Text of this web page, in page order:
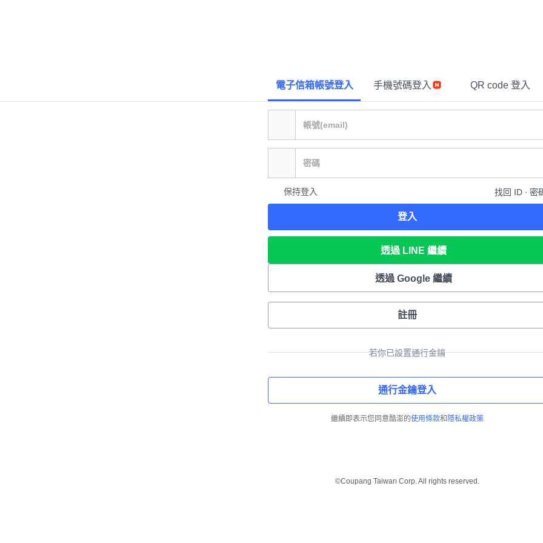
電子信箱帳號登入 手機號碼登入 QR code 登入
保持登入 找回 ID ∙ 密
登入
透過 LINE 繼續
透過 Google 繼續
註冊
若你已設置通行金鑰
通行金鑰登入
繼續即表示您同意酷澎的使用條款和 隱私權政策
©Coupang Taiwan Corp. All rights reserved.